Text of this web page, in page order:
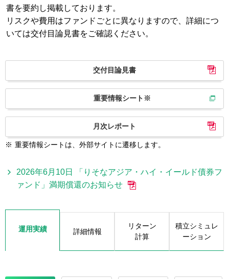
書を要約し掲載しております。
リスクや費用はファンドごとに異なりますので、詳細につ
いては交付目論見書をご確認ください。
交付目論見書
重要情報シート※
月次レポート
※ 重要情報シートは、外部サイトに遷移します。
2026年6月10日 「りそなアジア・ハイ・イールド債券フ
ァンド」満期償還のお知らせ
運用実績 詳細情報
リターン
計算
積立シミュレ
ーション